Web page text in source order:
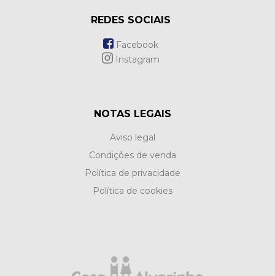
REDES SOCIAIS
Facebook
Instagram
NOTAS LEGAIS
Aviso legal
Condições de venda
Política de privacidade
Política de cookies